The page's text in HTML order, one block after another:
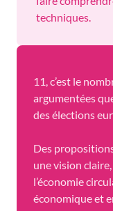
techniques.
11, c’est le
argumentées
des élections
Des
une vision
l’économie
économique et